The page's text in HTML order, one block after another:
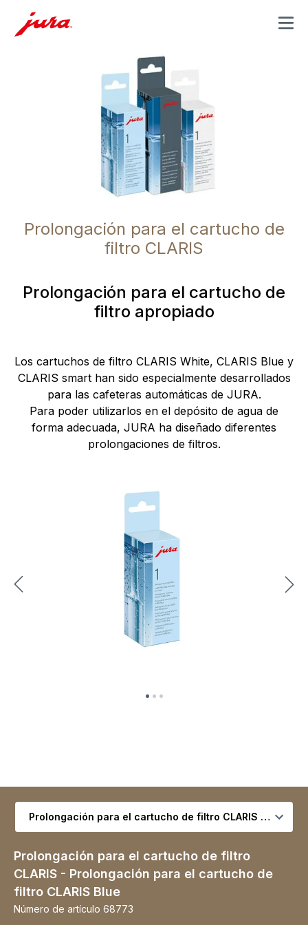
MENU
Prolongación para el cartucho de
filtro CLARIS
Prolongación para el cartucho de
filtro apropiado
Los cartuchos de filtro CLARIS White, CLARIS Blue y
CLARIS smart han sido especialmente desarrollados
para las cafeteras automáticas de JURA.
Para poder utilizarlos en el depósito de agua de
forma adecuada, JURA ha diseñado diferentes
prolongaciones de filtros.
Seleccionar variante
Prolongación para el cartucho de filtro
CLARIS - Prolongación para el cartucho de
filtro CLARIS Blue
Número de artículo 68773